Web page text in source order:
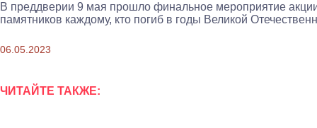
В преддверии 9 мая прошло финальное мероприятие
памятников каждому, кто погиб в годы Великой
06.05.2023
ЧИТАЙТЕ ТАКЖЕ: